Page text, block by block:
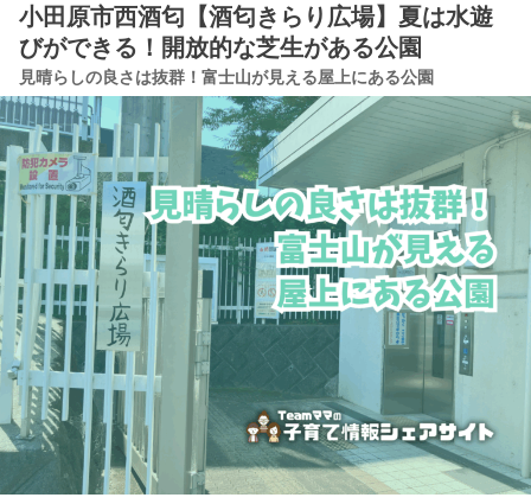
小田原市西酒匂【酒匂きらり広場】夏は水遊
びができる！開放的な芝生がある公園
見晴らしの良さは抜群！富士山が見える屋上にある公園